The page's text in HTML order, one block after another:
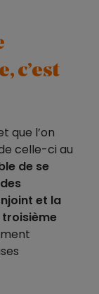
c’est
que l’on
celle-ci au
de se
et la